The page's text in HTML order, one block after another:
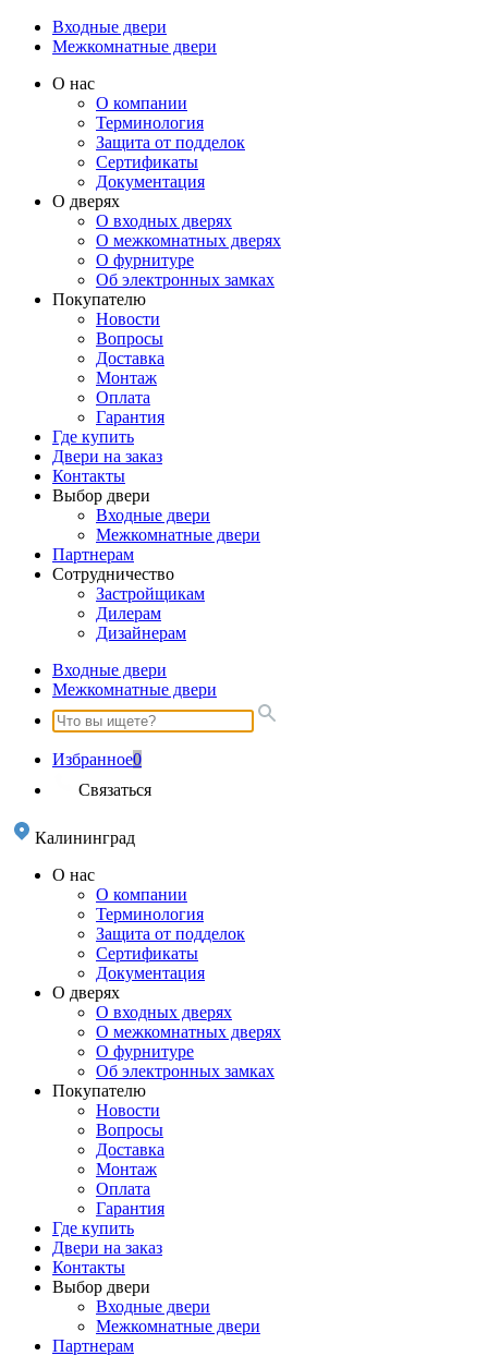
Входные двери
Межкомнатные двери
О нас
О компании
Терминология
Защита от подделок
Сертификаты
Документация
О дверях
О входных дверях
О межкомнатных дверях
О фурнитуре
Об электронных замках
Покупателю
Новости
Вопросы
Доставка
Монтаж
Оплата
Гарантия
Где купить
Двери на заказ
Контакты
Выбор двери
Входные двери
Межкомнатные двери
Партнерам
Сотрудничество
Застройщикам
Дилерам
Дизайнерам
Входные двери
Межкомнатные двери
Избранное0
Связаться
Калининград
О нас
О компании
Терминология
Защита от подделок
Сертификаты
Документация
О дверях
О входных дверях
О межкомнатных дверях
О фурнитуре
Об электронных замках
Покупателю
Новости
Вопросы
Доставка
Монтаж
Оплата
Гарантия
Где купить
Двери на заказ
Контакты
Выбор двери
Входные двери
Межкомнатные двери
Партнерам